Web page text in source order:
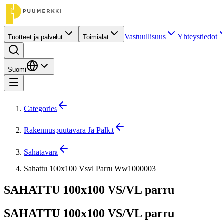
Tuotteet ja palvelut Toimialat Vastuullisuus Yhteystiedot
Suomi
Categories
Rakennuspuutavara Ja Palkit
Sahatavara
Sahattu 100x100 Vsvl Parru Ww1000003
SAHATTU 100x100 VS/VL parru
SAHATTU 100x100 VS/VL parru